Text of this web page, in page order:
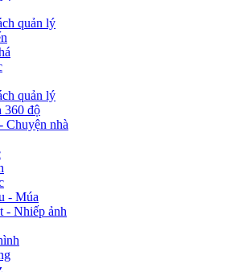
quản lý
quản lý
360 độ
Chuyện nhà
- Múa
- Nhiếp ảnh